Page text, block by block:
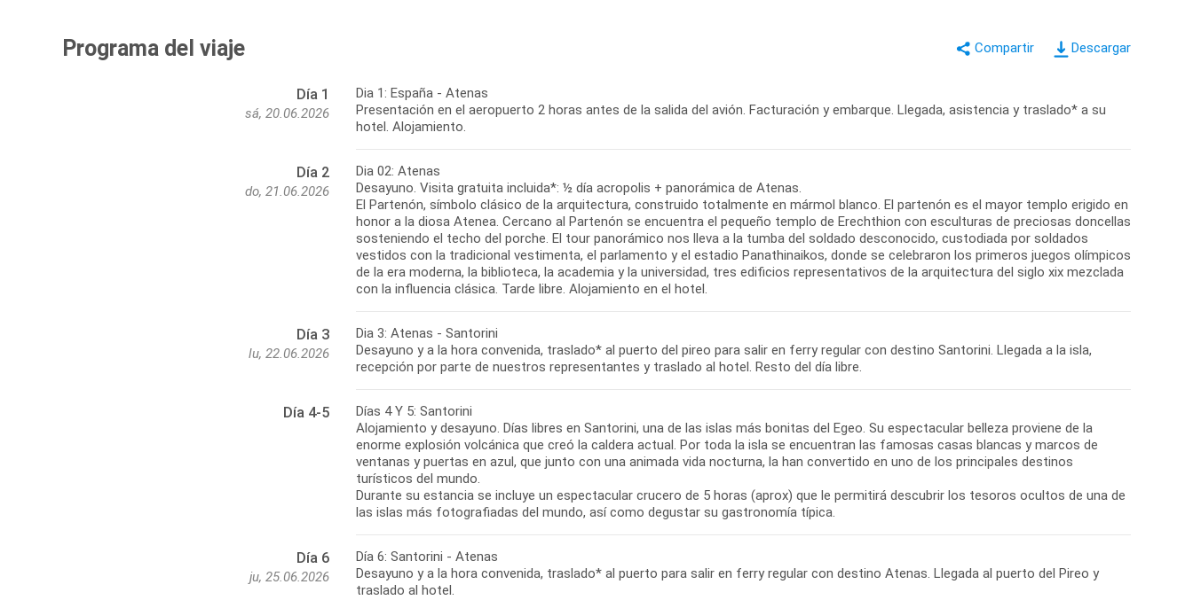
Descargar
Programa del viaje
Día 1
sá, 20.06.2026
Dia 1: España - Atenas
Presentación en el aeropuerto 2 horas antes de la salida del avión. Facturación y embarque. Llegada, asistencia y traslado* a su
hotel. Alojamiento.
Día 2
do, 21.06.2026
Dia 02: Atenas
Desayuno. Visita gratuita incluida*: ½ día acropolis + panorámica de Atenas.
El Partenón, símbolo clásico de la arquitectura, construido totalmente en mármol blanco. El partenón es el mayor templo erigido en
honor a la diosa Atenea. Cercano al Partenón se encuentra el pequeño templo de Erechthion con esculturas de preciosas doncellas
sosteniendo el techo del porche. El tour panorámico nos lleva a la tumba del soldado desconocido, custodiada por soldados
vestidos con la tradicional vestimenta, el parlamento y el estadio Panathinaikos, donde se celebraron los primeros juegos olímpicos
de la era moderna, la biblioteca, la academia y la universidad, tres edificios representativos de la arquitectura del siglo xix mezclada
con la influencia clásica. Tarde libre. Alojamiento en el hotel.
Día 3
lu, 22.06.2026
Dia 3: Atenas - Santorini
Desayuno y a la hora convenida, traslado* al puerto del pireo para salir en ferry regular con destino Santorini. Llegada a la isla,
recepción por parte de nuestros representantes y traslado al hotel. Resto del día libre.
Día 4-5
Días 4 Y 5: Santorini
Alojamiento y desayuno. Días libres en Santorini, una de las islas más bonitas del Egeo. Su espectacular belleza proviene de la
enorme explosión volcánica que creó la caldera actual. Por toda la isla se encuentran las famosas casas blancas y marcos de
ventanas y puertas en azul, que junto con una animada vida nocturna, la han convertido en uno de los principales destinos
turísticos del mundo.
Durante su estancia se incluye un espectacular crucero de 5 horas (aprox) que le permitirá descubrir los tesoros ocultos de una de
las islas más fotografiadas del mundo, así como degustar su gastronomía típica.
Día 6
ju, 25.06.2026
Día 6: Santorini - Atenas
Desayuno y a la hora convenida, traslado* al puerto para salir en ferry regular con destino Atenas. Llegada al puerto del Pireo y
traslado al hotel.